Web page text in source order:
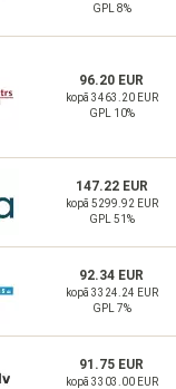
GPL 8%
96.20 EUR
kopā 3463.20 EUR
GPL 10%
147.22 EUR
kopā 5299.92 EUR
GPL 51%
92.34 EUR
kopā 3324.24 EUR
GPL 7%
91.75 EUR
kopā 3303.00 EUR